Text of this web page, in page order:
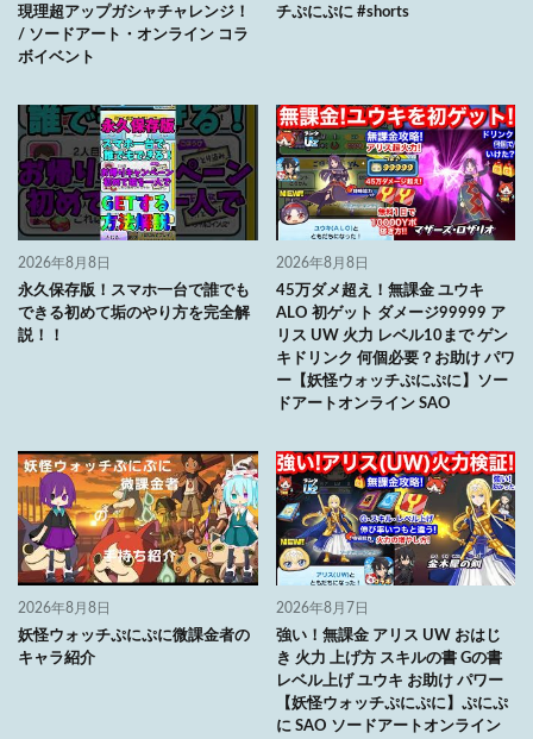
現理超アップガシャチャレンジ！
/ ソードアート・オンライン コラ
ボイベント
チぷにぷに #shorts
2026年8月8日
永久保存版！スマホ一台で誰でも
できる初めて垢のやり方を完全解
説！！
2026年8月8日
45万ダメ超え！無課金 ユウキ
ALO 初ゲット ダメージ99999 ア
リス UW 火力 レベル10まで ゲン
キドリンク 何個必要？お助け パワ
ー【妖怪ウォッチぷにぷに】ソー
ドアートオンライン SAO
2026年8月8日
妖怪ウォッチぷにぷに微課金者の
キャラ紹介
2026年8月7日
強い！無課金 アリス UW おはじ
き 火力 上げ方 スキルの書 Gの書
レベル上げ ユウキ お助け パワー
【妖怪ウォッチぷにぷに】ぷにぷ
に SAO ソードアートオンライン